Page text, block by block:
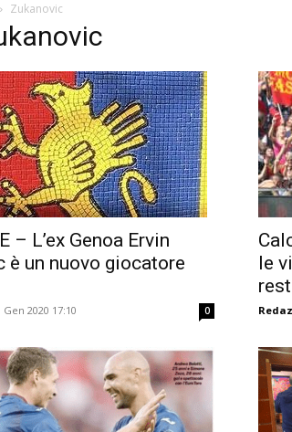
Zukanovic
– L’ex Genoa Ervin
è un nuovo giocatore
Gen 2020 17:10 0
le